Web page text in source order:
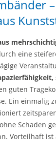
–
eine
guten
Ein einmalig
Schaden
Vorteilhaft